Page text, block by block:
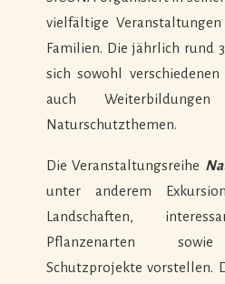
vielfältige
Familien. Die jährlich rund
sich sowohl
auch
Naturschutzthemen.
Die Veranstaltungsreihe
unter anderem
Landschaften,
Pflanzenarten sowie
Schutzprojekte vorstellen.